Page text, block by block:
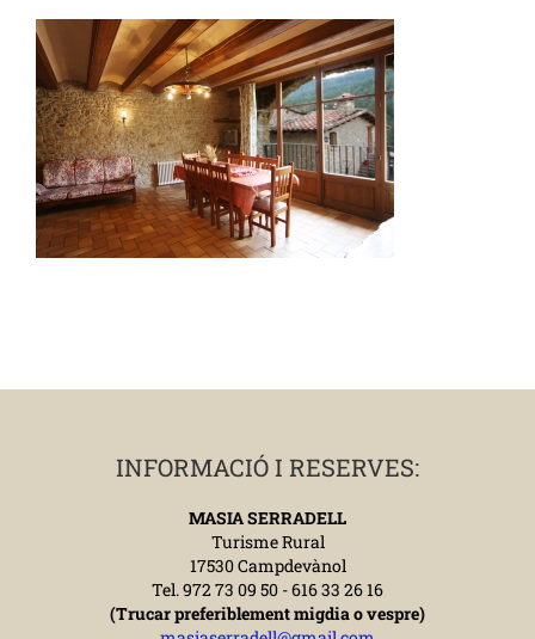
INFORMACIÓ I RESERVES:
MASIA SERRADELL
Turisme Rural
17530 Campdevànol
Tel. 972 73 09 50 - 616 33 26 16
(Trucar preferiblement migdia o vespre)